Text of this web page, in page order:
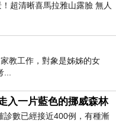
超清晰喜馬拉雅山露臉 無人
教工作，對象是姊姊的女
入一片藍色的挪威森林
診數已經接近400例，有種漸